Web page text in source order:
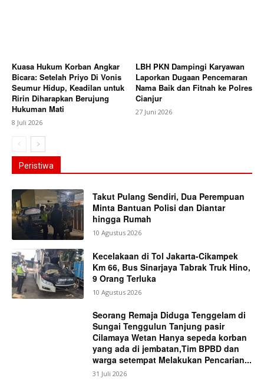
Kuasa Hukum Korban Angkar
Bicara: Setelah Priyo Di Vonis
Seumur Hidup, Keadilan untuk
Ririn Diharapkan Berujung
Hukuman Mati
8 Juli 2026
LBH PKN Dampingi Karyawan
Laporkan Dugaan Pencemaran
Nama Baik dan Fitnah ke Polres
Cianjur
27 Juni 2026
Peristiwa
Takut Pulang Sendiri, Dua Perempuan
Minta Bantuan Polisi dan Diantar
hingga Rumah
10 Agustus 2026
Kecelakaan di Tol Jakarta-Cikampek
Km 66, Bus Sinarjaya Tabrak Truk Hino,
9 Orang Terluka
10 Agustus 2026
Seorang Remaja Diduga Tenggelam di
Sungai Tenggulun Tanjung pasir
Cilamaya Wetan Hanya sepeda korban
yang ada di jembatan,Tim BPBD dan
warga setempat Melakukan Pencarian...
31 Juli 2026